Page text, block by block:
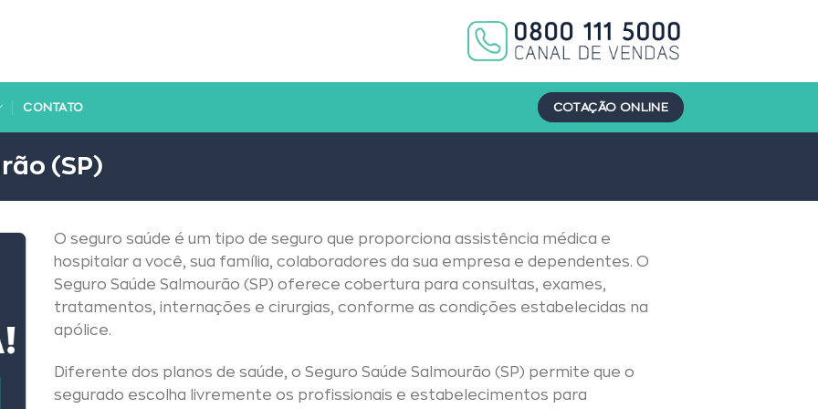
CONTATO COTAÇÃO ONLINE
(SP)
O seguro saúde é um tipo de seguro que proporciona assistência médica e
hospitalar a você, sua família, colaboradores da sua empresa e dependentes. O
Seguro Saúde Salmourão (SP) oferece cobertura para consultas, exames,
tratamentos, internações e cirurgias, conforme as condições estabelecidas na
apólice.
Diferente dos planos de saúde, o Seguro Saúde Salmourão (SP) permite que o
segurado escolha livremente os profissionais e estabelecimentos para